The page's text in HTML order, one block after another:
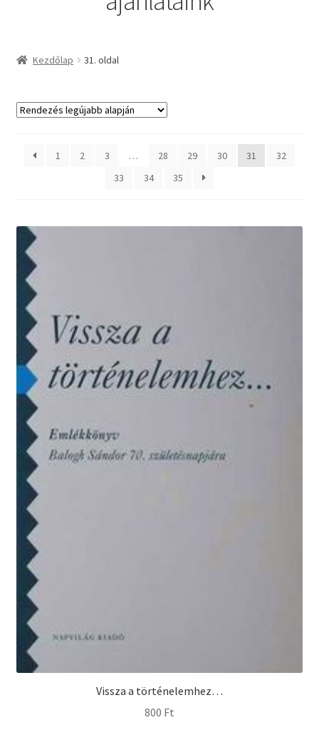
Kezdőlap 31. oldal
1 2 3 … 28 29 30 31
32
33
34 35
Vissza a történelemhez…
800 Ft